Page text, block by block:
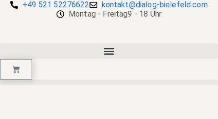
+49 521 52276622
kontakt@dialog-bielefeld.com
Montag - Freitag9 - 18 Uhr